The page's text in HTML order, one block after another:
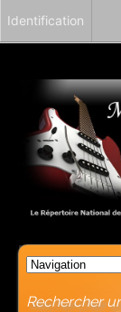
Rechercher
Identification